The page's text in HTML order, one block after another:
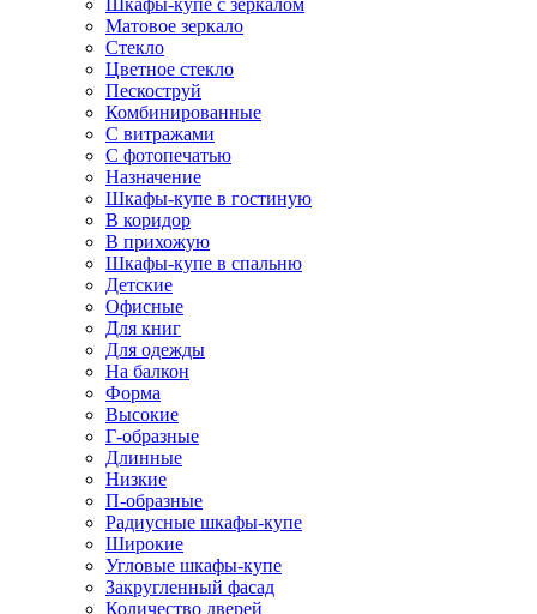
Шкафы-купе с зеркалом
Матовое зеркало
Стекло
Цветное стекло
Пескоструй
Комбинированные
С витражами
С фотопечатью
Назначение
Шкафы-купе в гостиную
В коридор
В прихожую
Шкафы-купе в спальню
Детские
Офисные
Для книг
Для одежды
На балкон
Форма
Высокие
Г-образные
Длинные
Низкие
П-образные
Радиусные шкафы-купе
Широкие
Угловые шкафы-купе
Закругленный фасад
Количество дверей